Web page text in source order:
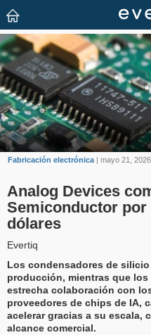
Fabricación electrónica | mayo 21, 2026
Analog Devices
Semiconductor por
dólares
Evertiq
Los condensadores de
producción, mientras que los
estrecha colaboración con
proveedores de chips de IA,
acelerar gracias a su escala,
alcance comercial.